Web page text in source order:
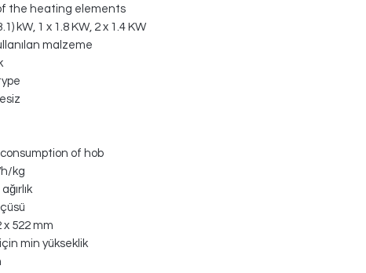
the heating elements
kW, 1 x 1.8 KW, 2 x 1.4 KW
malzeme
of hob
kg
x 522 mm
min yükseklik